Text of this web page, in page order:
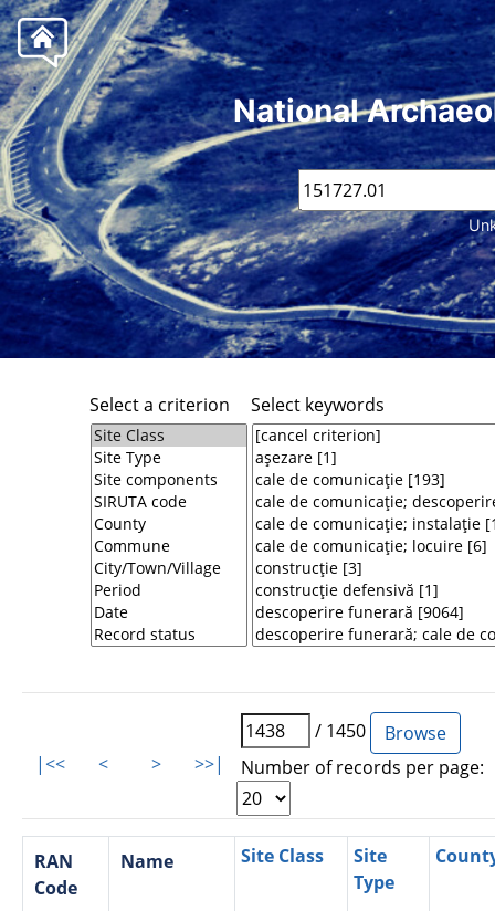
National
Select a criterion Select keywords
|<< < > >>|
/ 1450
Number of records per page:
RAN
Code
Name Site Class
Site
Type